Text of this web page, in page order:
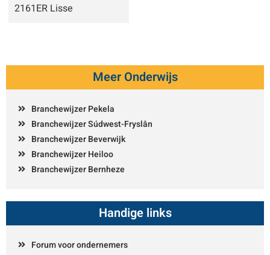
2161ER Lisse
Meer Onderwijs
Branchewijzer Pekela
Branchewijzer Súdwest-Fryslân
Branchewijzer Beverwijk
Branchewijzer Heiloo
Branchewijzer Bernheze
Handige links
Forum voor ondernemers